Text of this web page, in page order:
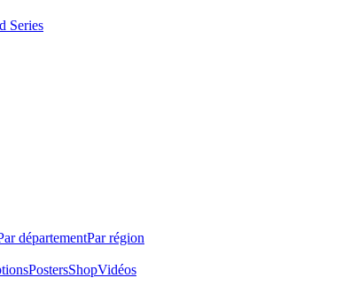
Series
départementPar région
PostersShopVidéos